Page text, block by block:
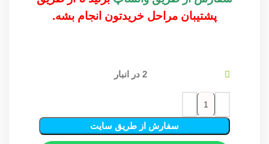
پشتیبان مراحل خریدتون انجام بشه.
2 در انبار
سفارش از طریق سایت